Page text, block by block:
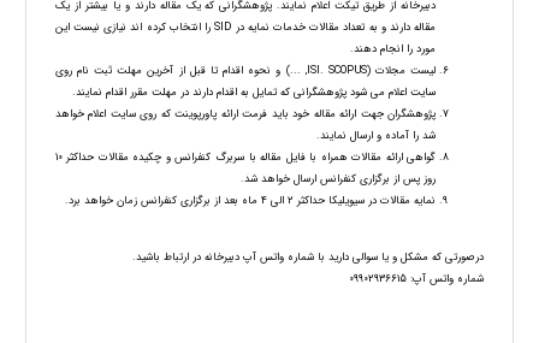
دبیرخانه از طریق تیکت اعلام نمایند. پژوهشگرانی که یک مقاله دارند و یا بیشتر از یک
مقاله دارند و به تعداد مقالات خدمات نمایه در SID را انتخاب کرده اند نیازی نیست این
مورد را انجام دهند.
لیست مجلات (ISI. SCOPUS, ...) و نحوه اقدام تا قبل از آخرین مهلت ثبت نام روی
سایت اعلام می شود پژوهشگرانی که تمایل به اقدام دارند در مهلت مقرر اقدام نمایند.
پژوهشگران جهت ارائه مقاله خود باید فرمت ارائه پاورپوینت که روی سایت اعلام خواهد
شد را آماده و ارسال نمایند.
گواهی ارائه مقالات همراه با فایل مقاله با سربرگ کنفرانس و چکیده مقالات حداکثر 10
روز پس از برگزاری کنفرانس ارسال خواهد شد.
نمایه مقالات در سیویلیکا حداکثر 2 الی 4 ماه بعد از برگزاری کنفرانس زمان خواهد برد.
درصورتی که مشکل و یا سوالی دارید با شماره واتس آپ دبیرخانه در ارتباط باشید.
شماره واتس آپ: 09902936615